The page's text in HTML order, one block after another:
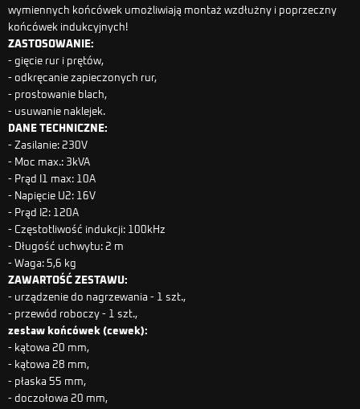
wymiennych końcówek umożliwiają montaż wzdłużny i poprzeczny
końcówek indukcyjnych!
ZASTOSOWANIE:
- gięcie rur i prętów,
- odkręcanie zapieczonych rur,
- prostowanie blach,
- usuwanie naklejek.
DANE TECHNICZNE:
- Zasilanie: 230V
- Moc max.: 3kVA
- Prąd I1 max: 10A
- Napięcie U2: 16V
- Prąd I2: 120A
- Częstotliwość indukcji: 100kHz
- Długość uchwytu: 2 m
- Waga: 5,6 kg
ZAWARTOŚĆ ZESTAWU:
- urządzenie do nagrzewania - 1 szt.,
- przewód roboczy - 1 szt.,
zestaw końcówek (cewek):
- kątowa 20 mm,
- kątowa 28 mm,
- płaska 55 mm,
- doczołowa 20 mm,